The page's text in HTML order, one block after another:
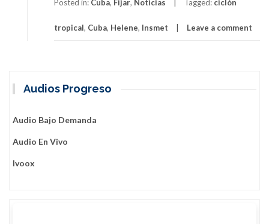
Posted in: Cuba, Fijar, Noticias Tagged: ciclón
tropical, Cuba, Helene, Insmet Leave a comment
Audios Progreso
Audio Bajo Demanda
Audio En Vivo
Ivoox